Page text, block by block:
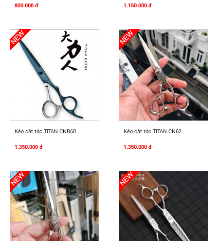
800.000 đ
1.150.000 đ
Mua Ngay
Kéo cắt tóc TITAN CNB60
1.350.000 đ
Mua Ngay
Kéo cắt tóc TITAN CN62
1.350.000 đ